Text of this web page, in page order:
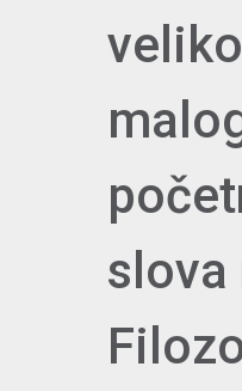
slova